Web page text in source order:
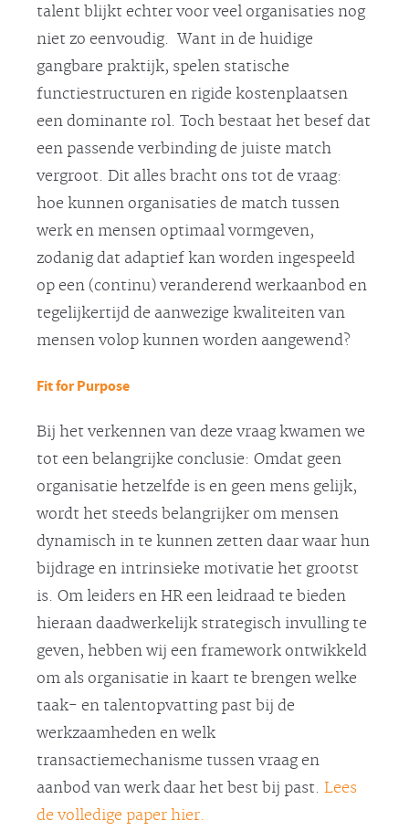
talent blijkt echter voor veel organisaties nog
niet zo eenvoudig. Want in de huidige
gangbare praktijk, spelen statische
functiestructuren en rigide kostenplaatsen
een dominante rol. Toch bestaat het besef dat
een passende verbinding de juiste match
vergroot. Dit alles bracht ons tot de vraag:
hoe kunnen organisaties de match tussen
werk en mensen optimaal vormgeven,
zodanig dat adaptief kan worden ingespeeld
op een (continu) veranderend werkaanbod en
tegelijkertijd de aanwezige kwaliteiten van
mensen volop kunnen worden aangewend?
Fit for Purpose
Bij het verkennen van deze vraag kwamen we
tot een belangrijke conclusie: Omdat geen
organisatie hetzelfde is en geen mens gelijk,
wordt het steeds belangrijker om mensen
dynamisch in te kunnen zetten daar waar hun
bijdrage en intrinsieke motivatie het grootst
is. Om leiders en HR een leidraad te bieden
hieraan daadwerkelijk strategisch invulling te
geven, hebben wij een framework ontwikkeld
om als organisatie in kaart te brengen welke
taak- en talentopvatting past bij de
werkzaamheden en welk
transactiemechanisme tussen vraag en
aanbod van werk daar het best bij past. Lees
de volledige paper hier.